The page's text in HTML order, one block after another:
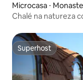
Microcasa ⋅
Chalé na natureza
Superhost
Superhost